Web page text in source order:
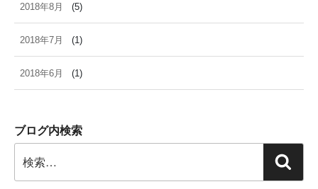
2018年8月 (5)
2018年7月 (1)
2018年6月 (1)
ブログ内検索
索